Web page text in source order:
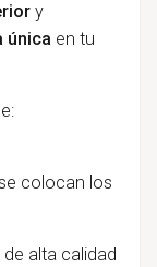
y
única en tu
colocan los
alta calidad